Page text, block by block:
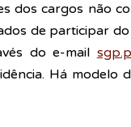
dos cargos não
de participar
do e-mail
Há